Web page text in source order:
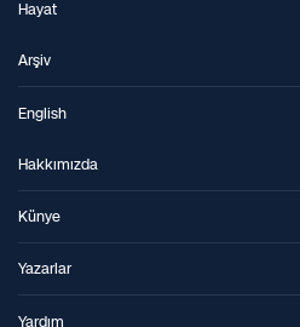
Hayat
Arşiv
English
Hakkımızda
Künye
Yazarlar
Yardım